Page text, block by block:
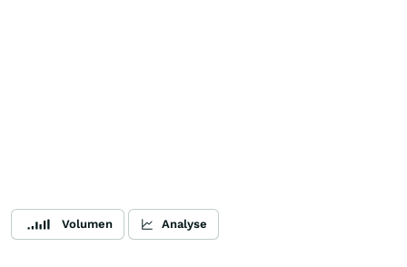
Volumen Analyse